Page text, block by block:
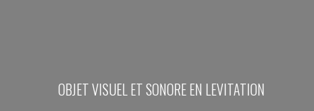
OBJET VISUEL ET SONORE EN LEVITATION